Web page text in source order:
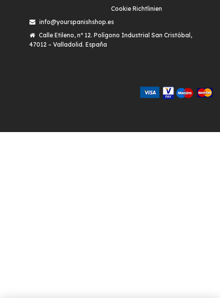
Cookie Richtlinien
info@yourspanishshop.es
Calle Etileno, nº 12. Polígono Industrial San Cristóbal,
47012 – Valladolid. España